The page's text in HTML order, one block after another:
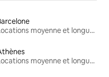
Locations moyenne et longue durée
Locations moyenne et longue durée